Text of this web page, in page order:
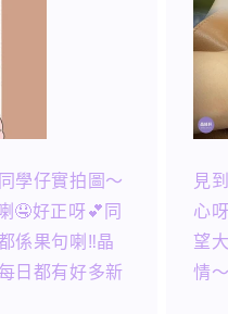
學仔實拍圖～
🤤好正呀💕同
係果句喇‼️晶
日都有好多新
見
心
望
情～